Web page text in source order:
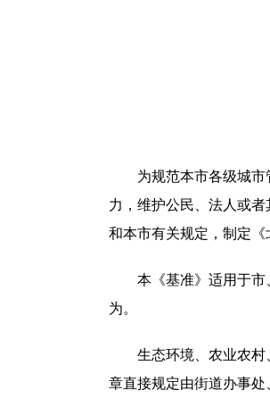
为规范本市各级城市管
力，维护公民、法人或
和本市有关规定，制定《
本《基准》适用于市、
为。
生态环境、农业农村、
章直接规定由街道办事